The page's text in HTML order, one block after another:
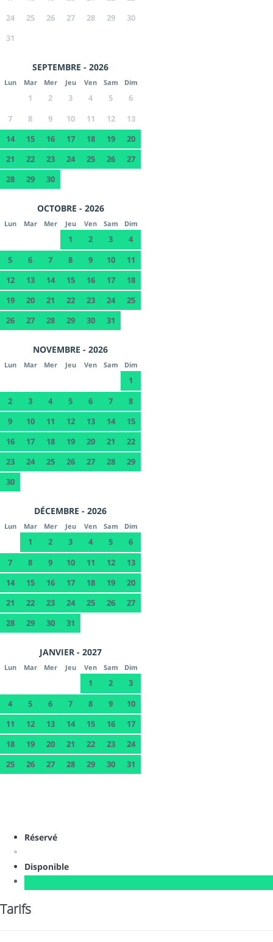
24
25 26 27 28 29
30
31
SEPTEMBRE - 2026
Lun Mar Mer Jeu Ven Sam Dim
1 2 3 4 5
6
7
8 9 10 11 12
13
14
15 16 17 18 19
20
21
22 23 24 25 26
27
28
29 30
OCTOBRE - 2026
Lun Mar Mer Jeu Ven Sam Dim
1 2 3
4
5
6 7 8 9 10
11
12
13 14 15 16 17
18
19
20 21 22 23 24
25
26
27 28 29 30 31
NOVEMBRE - 2026
Lun Mar Mer Jeu Ven Sam Dim
1
2
3 4 5 6 7
8
9
10 11 12 13 14
15
16
17 18 19 20 21
22
23
24 25 26 27 28
29
30
DÉCEMBRE - 2026
Lun Mar Mer Jeu Ven Sam Dim
1 2 3 4 5
6
7
8 9 10 11 12
13
14
15 16 17 18 19
20
21
22 23 24 25 26
27
28
29 30 31
JANVIER - 2027
Lun Mar Mer Jeu Ven Sam Dim
1 2
3
4
5 6 7 8 9
10
11
12 13 14 15 16
17
18
19 20 21 22 23
24
25
26 27 28 29 30 31
Réservé
Disponible
Tarifs